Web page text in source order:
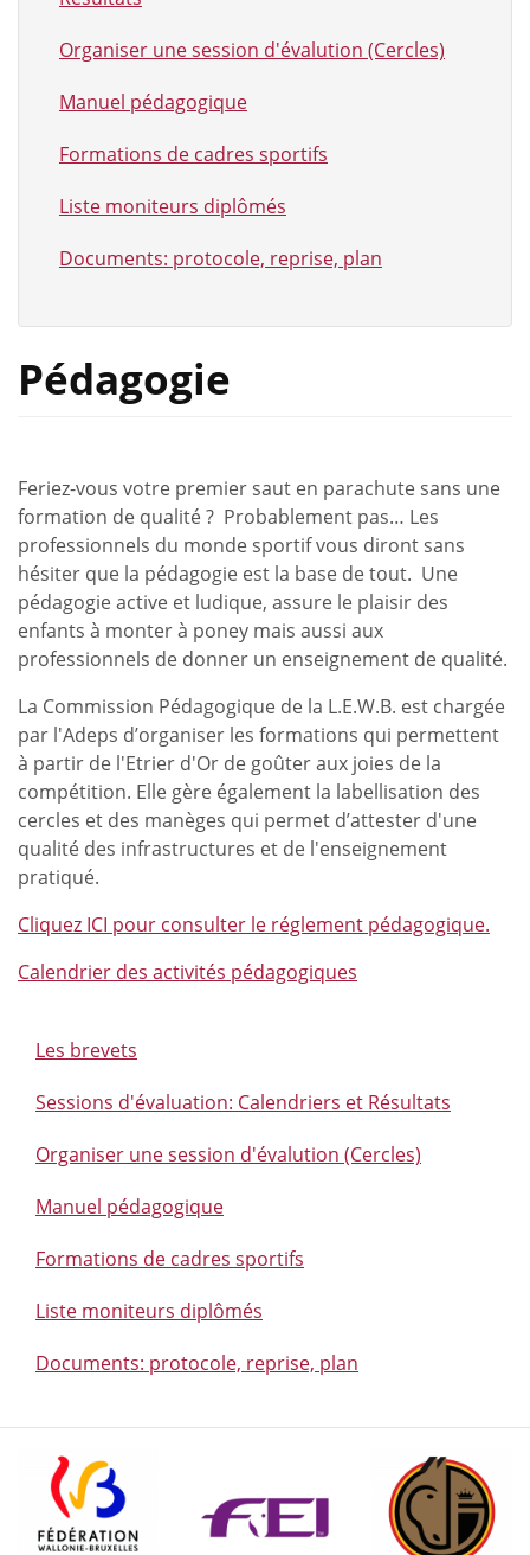
Organiser une session d'évalution (Cercles)
Manuel pédagogique
Formations de cadres sportifs
Liste moniteurs diplômés
Documents: protocole, reprise, plan
Pédagogie
Feriez-vous votre premier saut en parachute sans une
formation de qualité ? Probablement pas… Les
professionnels du monde sportif vous diront sans
hésiter que la pédagogie est la base de tout. Une
pédagogie active et ludique, assure le plaisir des
enfants à monter à poney mais aussi aux
professionnels de donner un enseignement de qualité.
La Commission Pédagogique de la L.E.W.B. est chargée
par l'Adeps d’organiser les formations qui permettent
à partir de l'Etrier d'Or de goûter aux joies de la
compétition. Elle gère également la labellisation des
cercles et des manèges qui permet d’attester d'une
qualité des infrastructures et de l'enseignement
pratiqué.
Cliquez ICI pour consulter le réglement pédagogique.
Calendrier des activités pédagogiques
Les brevets
Sessions d'évaluation: Calendriers et Résultats
Organiser une session d'évalution (Cercles)
Manuel pédagogique
Formations de cadres sportifs
Liste moniteurs diplômés
Documents: protocole, reprise, plan